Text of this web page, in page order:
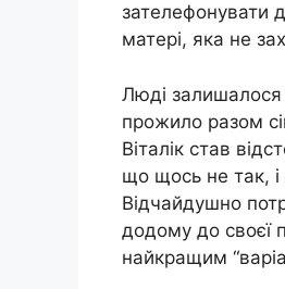
зателефонувати
матері, яка не
Люді залишалося
прожило разом
Віталік став
що щось не так, і
Відчайдушно
додому до своєї
найкращим